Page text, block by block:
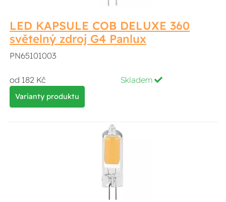
LED KAPSULE COB DELUXE 360
světelný zdroj G4 Panlux
PN65101003
od 182 Kč Skladem
Varianty produktu